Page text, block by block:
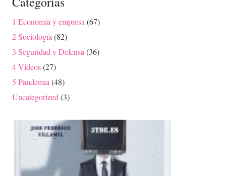
1 Economía y empresa(67)
2 Sociología(82)
3 Seguridad y Defensa(36)
4 Videos(27)
5 Pandemia(48)
Uncategorized(3)